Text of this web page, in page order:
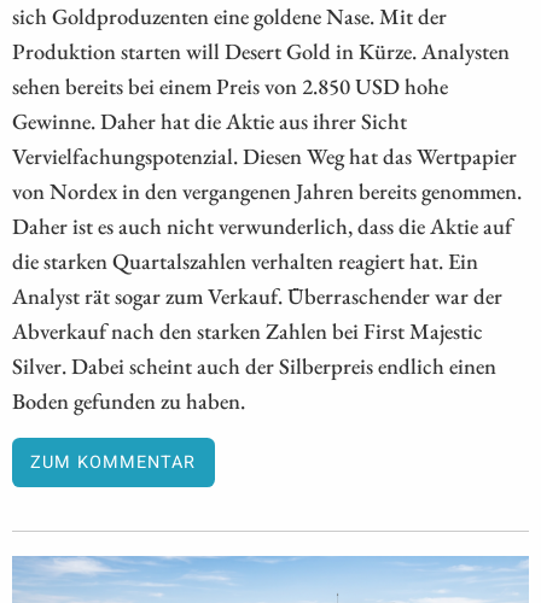
sich Goldproduzenten eine goldene Nase. Mit der
Produktion starten will Desert Gold in Kürze. Analysten
sehen bereits bei einem Preis von 2.850 USD hohe
Gewinne. Daher hat die Aktie aus ihrer Sicht
Vervielfachungspotenzial. Diesen Weg hat das Wertpapier
von Nordex in den vergangenen Jahren bereits genommen.
Daher ist es auch nicht verwunderlich, dass die Aktie auf
die starken Quartalszahlen verhalten reagiert hat. Ein
Analyst rät sogar zum Verkauf. Überraschender war der
Abverkauf nach den starken Zahlen bei First Majestic
Silver. Dabei scheint auch der Silberpreis endlich einen
Boden gefunden zu haben.
ZUM KOMMENTAR